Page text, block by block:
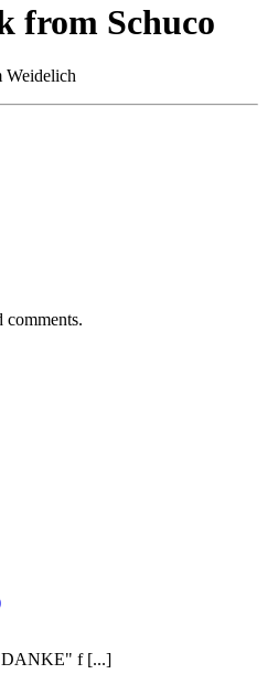
from Schuco
Weidelich
comments.
f [...]